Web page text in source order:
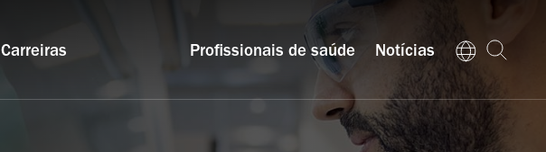
Carreiras Profissionais de saúde Notícias